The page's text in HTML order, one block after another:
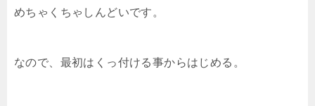
めちゃくちゃしんどいです。
なので、最初はくっ付ける事からはじめる。